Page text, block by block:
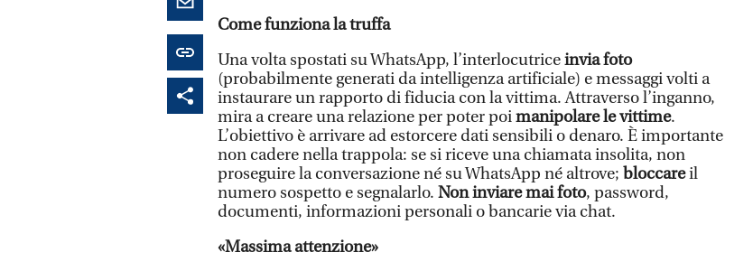
Come funziona la truffa
Una volta spostati su WhatsApp, l’interlocutriceinvia foto
(probabilmente generati da intelligenza artificiale) e messaggi volti a
instaurare un rapporto di fiducia con la vittima. Attraverso l’inganno,
mira a creare una relazione per poter poimanipolare le vittime.
L’obiettivo è arrivare ad estorcere dati sensibili o denaro. È importante
non cadere nella trappola: se si riceve una chiamata insolita, non
proseguire la conversazione né su WhatsApp né altrove; bloccareil
numero sospetto e segnalarlo. Non inviare mai foto, password,
documenti, informazioni personali o bancarie via chat.
«Massima attenzione»